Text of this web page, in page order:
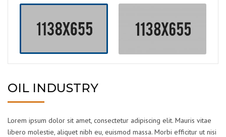
OIL INDUSTRY
Lorem ipsum dolor sit amet, consectetur adipiscing elit. Mauris vitae
libero molestie, aliquet nibh eu, euismod massa. Morbi efficitur ut nisi